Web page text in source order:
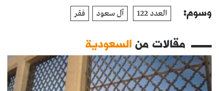
وسوم: العدد 122 آل سعود فقر
مقالات منالسعودية